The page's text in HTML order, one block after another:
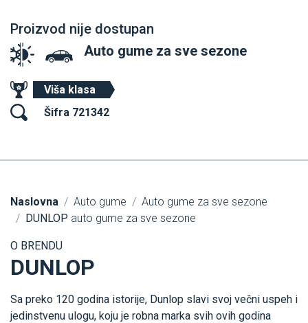
Proizvod nije dostupan
Auto gume za sve sezone
Viša klasa
Šifra 721342
Naslovna Auto gume
Auto gume za sve sezone
DUNLOP auto gume za sve sezone
O BRENDU
DUNLOP
Sa preko 120 godina istorije, Dunlop slavi svoj večni uspeh i
jedinstvenu ulogu, koju je robna marka svih ovih godina